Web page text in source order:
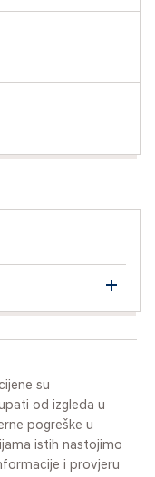
su
od izgleda u
pogreške u
istih nastojimo
i provjeru